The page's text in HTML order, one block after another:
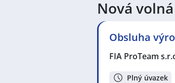
Nová
Obsluha
FIA ProTeam
Plný úvazek